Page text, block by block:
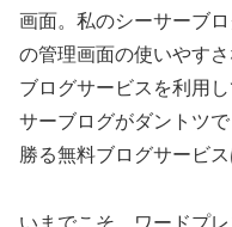
画面。私のシーサーブ
の管理画面の使いやす
ブログサービスを利用
サーブログがダントツ
勝る無料ブログサービス